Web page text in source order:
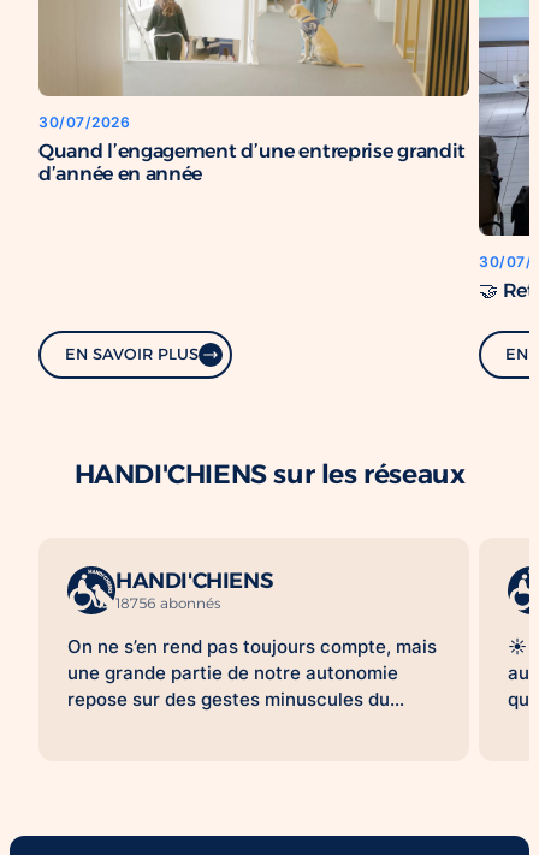
30/07/2026
Quand l’engagement d’une entreprise grandit
d’année en année
EN SAVOIR PLUS
30/07/
🤝
EN
HANDI'CHIENS sur les réseaux
HANDI'CHIENS
18756 abonnés
On ne s’en rend pas toujours compte, mais
une grande partie de notre autonomie
repose sur des gestes minuscules du
ces actions sont automatiques. Pour
☀️